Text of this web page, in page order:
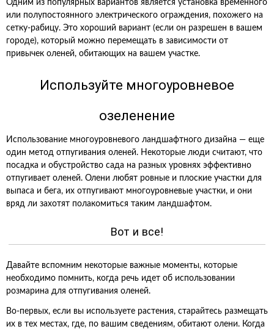
Одним из популярных вариантов является установка временного
или полупостоянного электрического ограждения, похожего на
сетку-рабицу. Это хороший вариант (если он разрешен в вашем
городе), который можно перемещать в зависимости от
привычек оленей, обитающих на вашем участке.
Используйте многоуровневое
озеленение
Использование многоуровневого ландшафтного дизайна — еще
один метод отпугивания оленей. Некоторые люди считают, что
посадка и обустройство сада на разных уровнях эффективно
отпугивает оленей. Олени любят ровные и плоские участки для
выпаса и бега, их отпугивают многоуровневые участки, и они
вряд ли захотят полакомиться таким ландшафтом.
Вот и все!
Давайте вспомним некоторые важные моменты, которые
необходимо помнить, когда речь идет об использовании
розмарина для отпугивания оленей.
Во-первых, если вы используете растения, старайтесь размещать
их в тех местах, где, по вашим сведениям, обитают олени. Когда